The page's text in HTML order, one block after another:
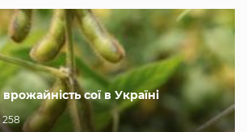
сої в Україні
258